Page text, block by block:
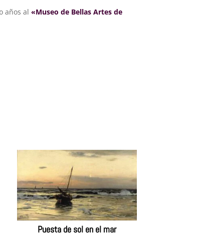
años al«Museo de Bellas Artes de
Puesta de sol en el mar